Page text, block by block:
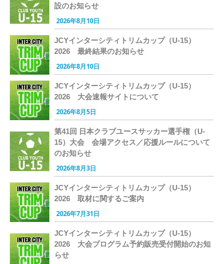
設のお知らせ
2026年8月10日
JCYインターシティトリムカップ（U-15）
2026 最終結果のお知らせ
2026年8月10日
JCYインターシティトリムカップ（U-15）
2026 大会速報サイトについて
2026年8月5日
第41回 日本クラブユースサッカー選手権（U-
15）大会 会場アクセス／応援ルールについて
のお知らせ
2026年8月3日
JCYインターシティトリムカップ（U-15）
2026 取材に関するご案内
2026年7月31日
JCYインターシティトリムカップ（U-15）
2026 大会プログラム予約販売受付開始のお知
らせ